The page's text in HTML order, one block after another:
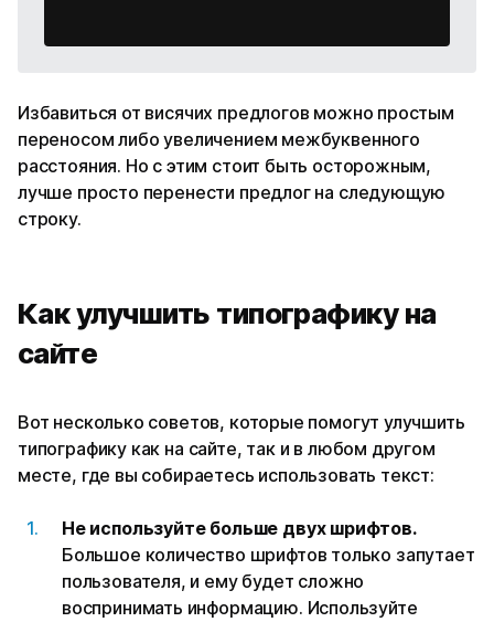
Избавиться от висячих предлогов можно простым
переносом либо увеличением межбуквенного
расстояния. Но с этим стоит быть осторожным,
лучше просто перенести предлог на следующую
строку.
Как улучшить типографику на
сайте
Вот несколько советов, которые помогут улучшить
типографику как на сайте, так и в любом другом
месте, где вы собираетесь использовать текст:
Не используйте больше двух шрифтов.
Большое количество шрифтов только запутает
пользователя, и ему будет сложно
воспринимать информацию. Используйте